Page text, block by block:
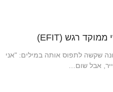
שקשה לתפוס אותה במילים: "אני
אבל שום…